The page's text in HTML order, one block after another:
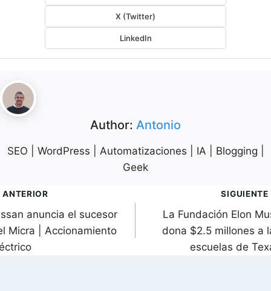
X (Twitter)
LinkedIn
Author: Antonio
SEO | WordPress | Automatizaciones | IA | Blogging |
Geek
ANTERIOR
anuncia el sucesor
Micra | Accionamiento
SIGUIENTE
La Fundación Elon
dona $2.5 millones a
escuelas de